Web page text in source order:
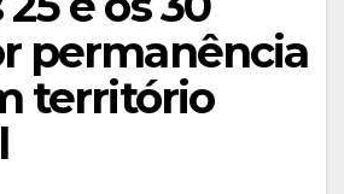
permanência
território